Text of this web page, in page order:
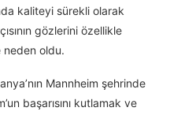
kaliteyi sürekli olarak
gözlerini özellikle
neden oldu.
Mannheim şehrinde
başarısını kutlamak ve